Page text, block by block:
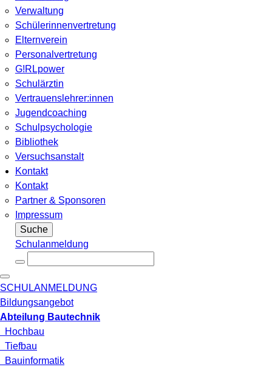
Verwaltung
Schülerinnenvertretung
Elternverein
Personalvertretung
G!RLpower
Schulärztin
Vertrauenslehrer:innen
Jugendcoaching
Schulpsychologie
Bibliothek
Versuchsanstalt
Kontakt
Kontakt
Partner & Sponsoren
Impressum
Suche
Schulanmeldung
SCHULANMELDUNG
Bildungsangebot
Abteilung Bautechnik
Hochbau
Tiefbau
Bauinformatik